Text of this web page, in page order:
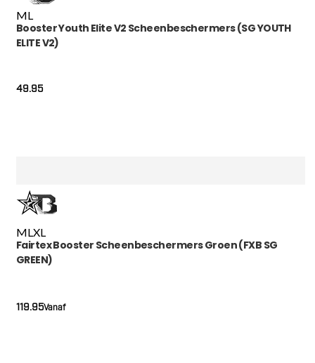
ML
Booster Youth Elite V2 Scheenbeschermers (SG YOUTH
ELITE V2)
49.95
MLXL
Fairtex Booster Scheenbeschermers Groen (FXB SG
GREEN)
Vanaf
119.95